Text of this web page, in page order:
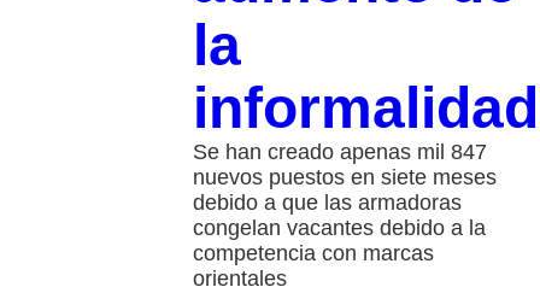
la
informalidad
Se han creado apenas mil 847
nuevos puestos en siete meses
debido a que las armadoras
congelan vacantes debido a la
competencia con marcas
orientales